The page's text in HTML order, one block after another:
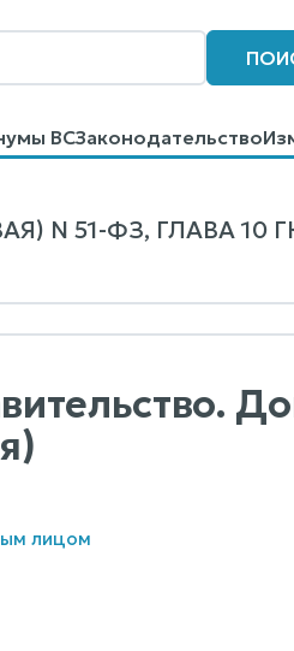
ВСЗаконодательство
N 51-ФЗ, ГЛАВА 10
лицом